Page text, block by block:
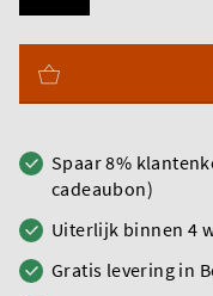
Spaar 8%
cadeaubon)
Uiterlijk binnen 4
Gratis levering in